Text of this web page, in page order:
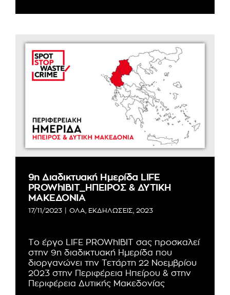
9η Διαδικτυακή Ημερίδα LIFE
PROWhIBIT_ΗΠΕΙΡΟΣ & ΔΥΤΙΚΗ
ΜΑΚΕΔΟΝΙΑ
17/11/2023 ΟΛΑ, ΕΚΔΗΛΩΣΕΙΣ, 2023
Το έργο LIFE PROWhIBIT σας προσκαλεί
στην 9η διαδικτυακή Ημερίδα που
διοργανώνει την Τετάρτη 22 Νοεμβρίου
2023 στην Περιφέρεια Ηπείρου & στην
Περιφέρεια Δυτικής Μακεδονίας